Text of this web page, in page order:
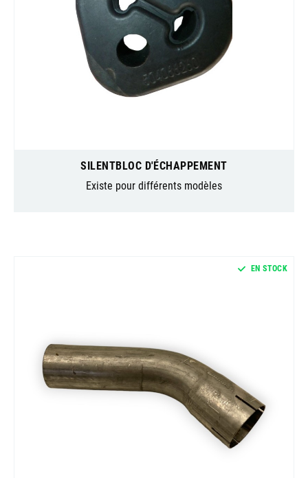
SILENTBLOC D'ÉCHAPPEMENT
Existe pour différents modèles
EN STOCK